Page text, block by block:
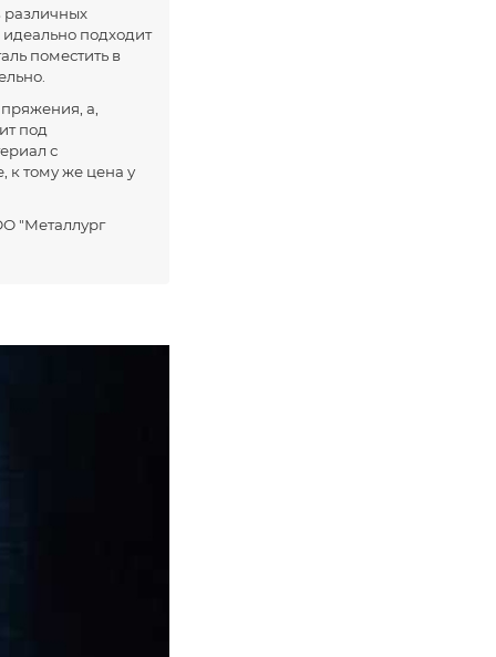
различных
подходит
поместить в
а,
под
с
к тому же цена у
"Металлург